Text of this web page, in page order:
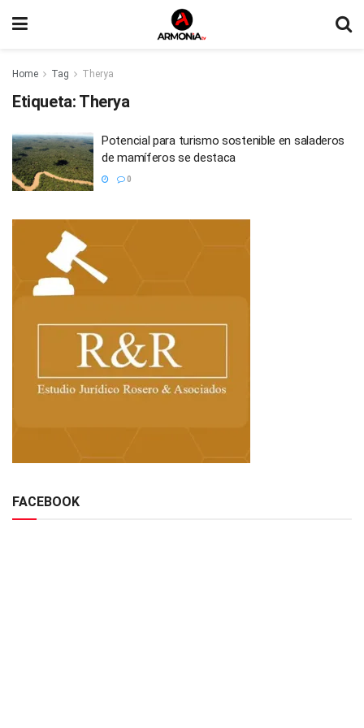
Home Tag Therya
Etiqueta: Therya
Potencial para turismo sostenible en saladeros
de mamíferos se destaca
0
FACEBOOK